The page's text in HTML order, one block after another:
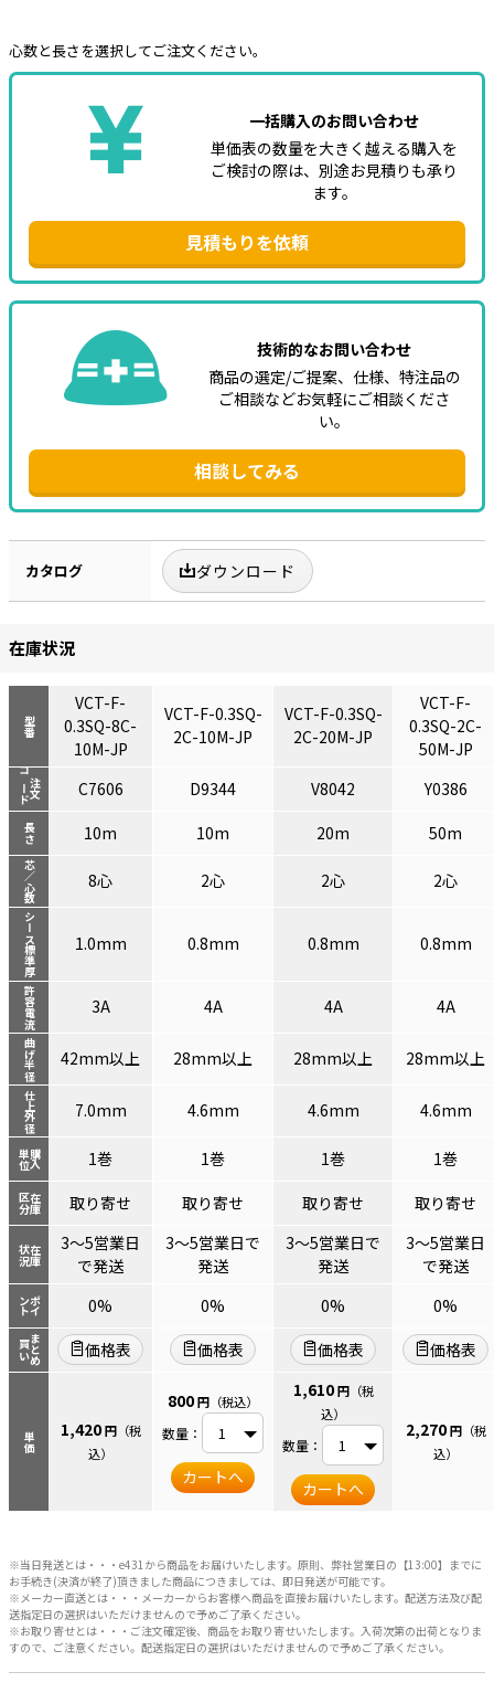
心数と長さを選択してご注文ください。
一括購入のお問い合わせ
単価表の数量を大きく越える購入を
ご検討の際は、別途お見積りも承り
ます。
見積もりを依頼
技術的なお問い合わせ
商品の選定/ご提案、仕様、特注品の
ご相談などお気軽にご相談くださ
い。
相談してみる
カタログ ダウンロード
在庫状況
型番
注文
コード
長さ
芯／心数
シース標準厚
許容電流
曲げ半径
仕上外径
購入
単位
在庫
区分
在庫
状況
ポイ
ント
まとめ
買い
単価
VCT-F-
0.3SQ-8C-
10M-JP
VCT-F-0.3SQ-
2C-10M-JP
VCT-F-0.3SQ-
2C-20M-JP
VCT-F-
0.3SQ-2C-
50M-JP
C7606
D9344 V8042
Y0386
10m
10m 20m 50m
8心 2心 2心 2心
1.0mm 0.8mm 0.8mm 0.8mm
3A 4A 4A 4A
42mm以上 28mm以上 28mm以上 28mm以上
7.0mm 4.6mm 4.6mm 4.6mm
1巻 1巻 1巻
1巻
取り寄せ
取り寄せ 取り寄せ
取り寄せ
3～5営業日
で発送
3～5営業日で
発送
3～5営業日で
発送
3～5営業日
で発送
0%
0% 0%
0%
価格表
価格表 価格表 価格表
1,420 円（税
込）
800円 （税込）
数量：
カートへ
1,610 円（税
込）
数量：
カートへ
2,270 円（税
込）
※当日発送とは・・・e431から商品をお届けいたします。原則、弊社営業日の【13:00】までに
お手続き(決済が終了)頂きました商品につきましては、即日発送が可能です。
※メーカー直送とは・・・メーカーからお客様へ商品を直接お届けいたします。配送方法及び配
送指定日の選択はいただけませんので予めご了承ください。
※お取り寄せとは・・・ご注文確定後、商品をお取り寄せいたします。入荷次第の出荷となりま
すので、ご注意ください。配送指定日の選択はいただけませんので予めご了承ください。